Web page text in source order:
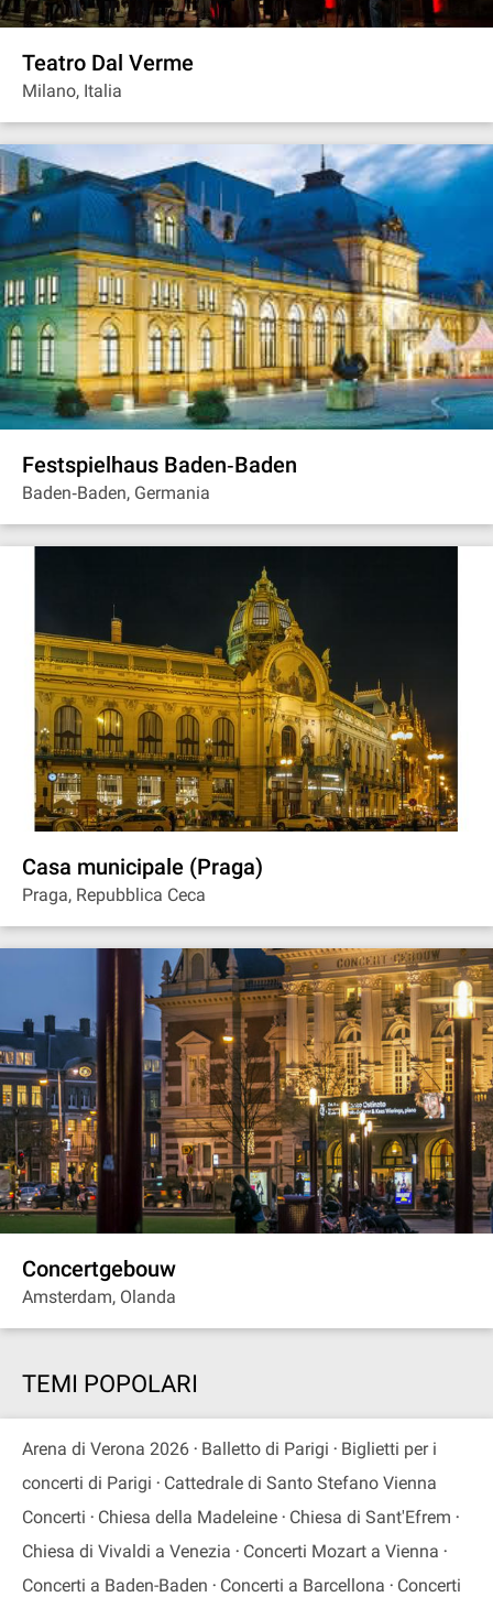
Teatro Dal Verme
Milano, Italia
Festspielhaus Baden‐Baden
Baden‐Baden, Germania
Casa municipale (Praga)
Praga, Repubblica Ceca
Concertgebouw
Amsterdam, Olanda
TEMI POPOLARI
Arena di Verona 2026 Balletto di Parigi
Biglietti per i
concerti di Parigi
Cattedrale di Santo Stefano Vienna
Concerti
Chiesa della Madeleine
Chiesa di Sant'Efrem
Chiesa di Vivaldi a Venezia
Concerti Mozart a Vienna
Concerti a Baden-Baden
Concerti a Barcellona
Concerti